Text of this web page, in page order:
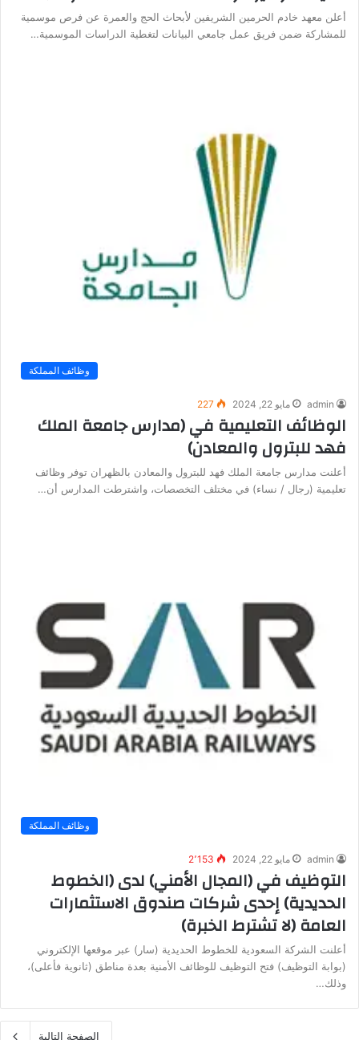
أعلن معهد خادم الحرمين الشريفين لأبحاث الحج والعمرة عن فرص موسمية
للمشاركة ضمن فريق عمل جامعي البيانات لتغطية الدراسات الموسمية…
وظائف المملكة
admin مايو 22, 2024 227
الوظائف التعليمية في (مدارس جامعة الملك
فهد للبترول والمعادن)
أعلنت مدارس جامعة الملك فهد للبترول والمعادن بالظهران توفر وظائف
تعليمية (رجال / نساء) في مختلف التخصصات، واشترطت المدارس أن…
وظائف المملكة
admin مايو 22, 2024 2٬153
التوظيف في (المجال الأمني) لدى (الخطوط
الحديدية) إحدى شركات صندوق الاستثمارات
العامة (لا تشترط الخبرة)
أعلنت الشركة السعودية للخطوط الحديدية (سار) عبر موقعها الإلكتروني
(بوابة التوظيف) فتح التوظيف للوظائف الأمنية بعدة مناطق (ثانوية فأعلى)،
وذلك…
الصفحة التالية